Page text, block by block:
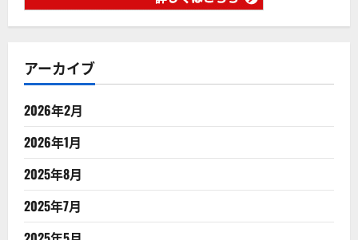
アーカイブ
2026年2月
2026年1月
2025年8月
2025年7月